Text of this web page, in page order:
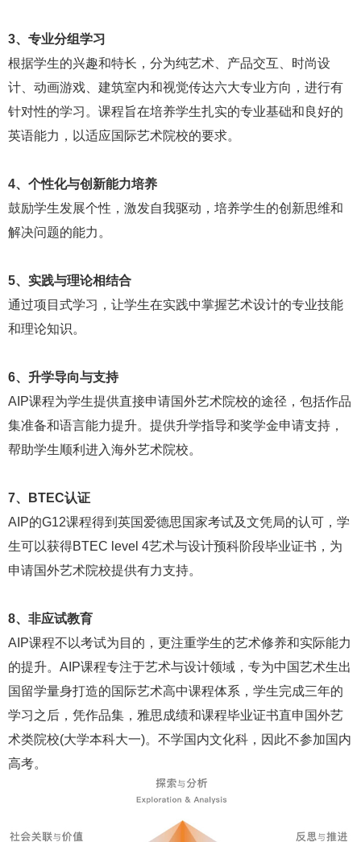
3、专业分组学习
根据学生的兴趣和特长，分为纯艺术、产品交互、时尚设
计、动画游戏、建筑室内和视觉传达六大专业方向，进行有
针对性的学习。课程旨在培养学生扎实的专业基础和良好的
英语能力，以适应国际艺术院校的要求。
4、个性化与创新能力培养
鼓励学生发展个性，激发自我驱动，培养学生的创新思维和
解决问题的能力。
5、实践与理论相结合
通过项目式学习，让学生在实践中掌握艺术设计的专业技能
和理论知识。
6、升学导向与支持
AIP课程为学生提供直接申请国外艺术院校的途径，包括作品
集准备和语言能力提升。提供升学指导和奖学金申请支持，
帮助学生顺利进入海外艺术院校。
7、BTEC认证
AIP的G12课程得到英国爱德思国家考试及文凭局的认可，学
生可以获得BTEC level 4艺术与设计预科阶段毕业证书，为
申请国外艺术院校提供有力支持。
8、非应试教育
AIP课程不以考试为目的，更注重学生的艺术修养和实际能力
的提升。AIP课程专注于艺术与设计领域，专为中国艺术生出
国留学量身打造的国际艺术高中课程体系，学生完成三年的
学习之后，凭作品集，雅思成绩和课程毕业证书直申国外艺
术类院校(大学本科大一)。不学国内文化科，因此不参加国内
高考。